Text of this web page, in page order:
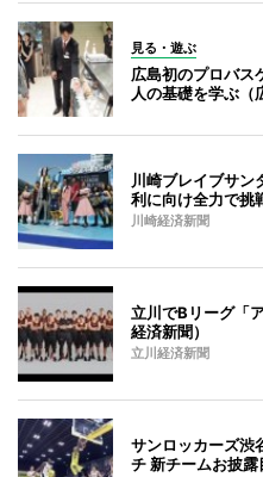
見る・遊ぶ
広島初のプロバス
人の基礎を学ぶ（
川崎ブレイブサン
利に向け全力で挑
川崎経済新聞
立川でBリーグ「
経済新聞）
立川経済新聞
サンロッカーズ渋
チ 新チームお披露